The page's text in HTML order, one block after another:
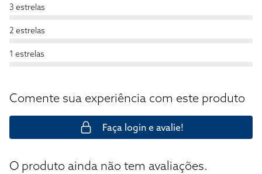
3 estrelas
2 estrelas
1 estrelas
Comente sua experiência com este produto
Faça login e avalie!
O produto ainda não tem avaliações.